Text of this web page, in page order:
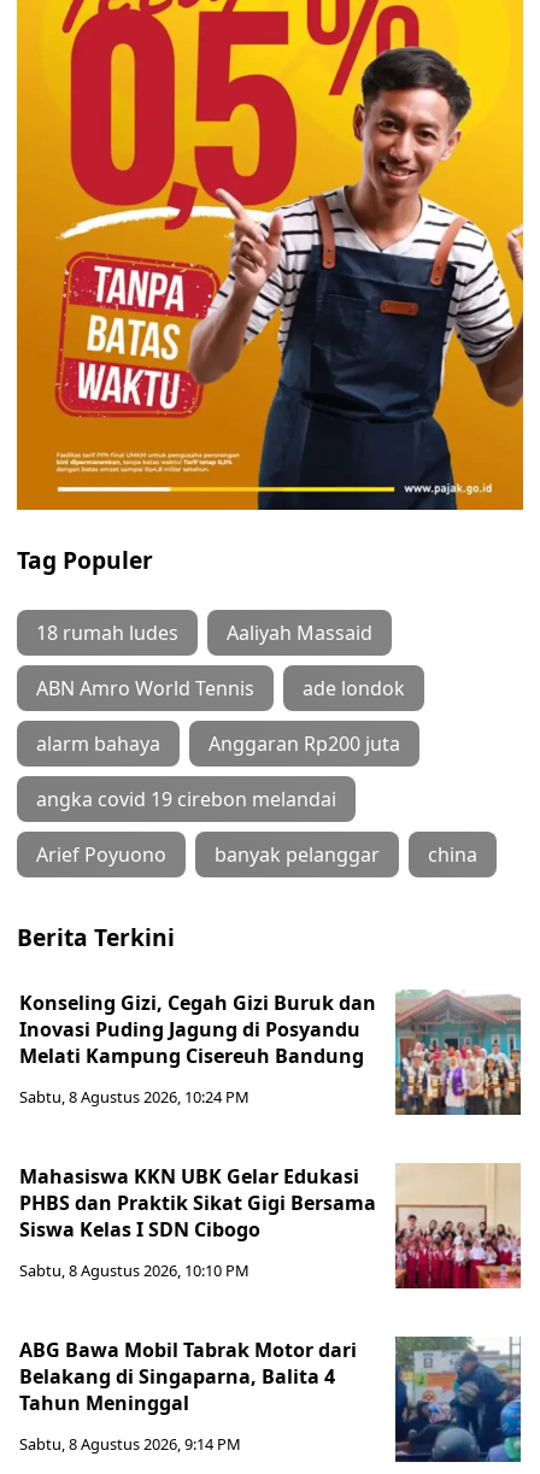
Tag Populer
18 rumah ludes Aaliyah Massaid
ABN Amro World Tennis ade londok
alarm bahaya Anggaran Rp200 juta
angka covid 19 cirebon melandai
Arief Poyuono banyak pelanggar china
Berita Terkini
Konseling Gizi, Cegah Gizi Buruk dan
Inovasi Puding Jagung di Posyandu
Melati Kampung Cisereuh Bandung
Sabtu, 8 Agustus 2026, 10:24 PM
Mahasiswa KKN UBK Gelar Edukasi
PHBS dan Praktik Sikat Gigi Bersama
Siswa Kelas I SDN Cibogo
Sabtu, 8 Agustus 2026, 10:10 PM
ABG Bawa Mobil Tabrak Motor dari
Belakang di Singaparna, Balita 4
Tahun Meninggal
Sabtu, 8 Agustus 2026, 9:14 PM